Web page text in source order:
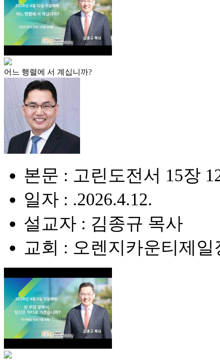
어느 행렬에 서 계십니까?
본문 : 고린도전서 15장
일자 : .2026.4.12.
설교자 : 김종규 목사
교회 : 오렌지카운티제일